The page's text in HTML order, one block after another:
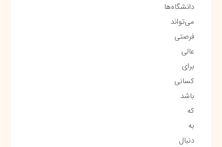
دانشگاه‌ها
می‌تواند
فرصتی
عالی
برای
کسانی
باشد
که
به
دنبال